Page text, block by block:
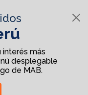
interés más
desplegable
de MAB.